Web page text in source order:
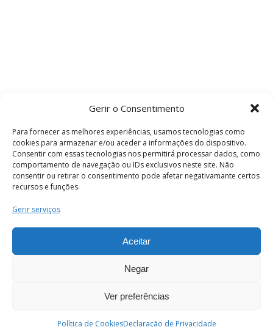
Gerir o Consentimento
Para fornecer as melhores experiências, usamos tecnologias como
cookies para armazenar e/ou aceder a informações do dispositivo.
Consentir com essas tecnologias nos permitirá processar dados, como
comportamento de navegação ou IDs exclusivos neste site. Não
consentir ou retirar o consentimento pode afetar negativamante certos
recursos e funções.
Gerir serviços
Aceitar
Negar
Ver preferências
Política de CookiesDeclaração de Privacidade
Termos e Condições
os direitos reservados.